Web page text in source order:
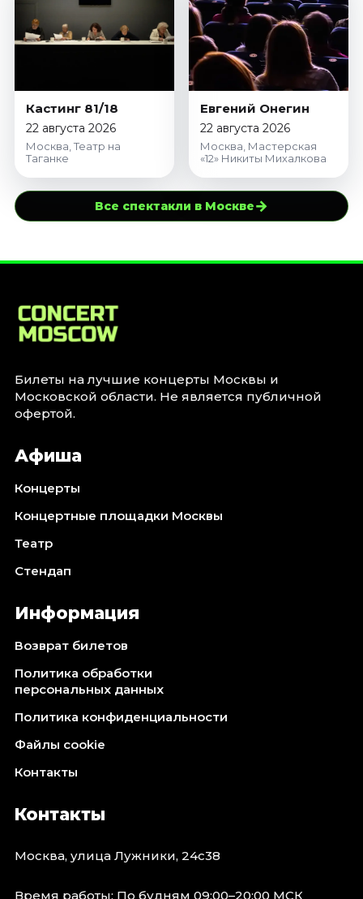
Кастинг 81/18
22 августа 2026
Москва, Театр на
Таганке
Евгений Онегин
22 августа 2026
Москва, Мастерская
«12» Никиты Михалкова
Все спектакли в Москве→
Билеты на лучшие концерты Москвы и
Московской области. Не является публичной
офертой.
Афиша
Концерты
Концертные площадки Москвы
Театр
Стендап
Информация
Возврат билетов
Политика обработки
персональных данных
Политика конфиденциальности
Файлы cookie
Контакты
Контакты
Москва, улица Лужники, 24с38
Время работы: По будням 09:00–20:00 МСК